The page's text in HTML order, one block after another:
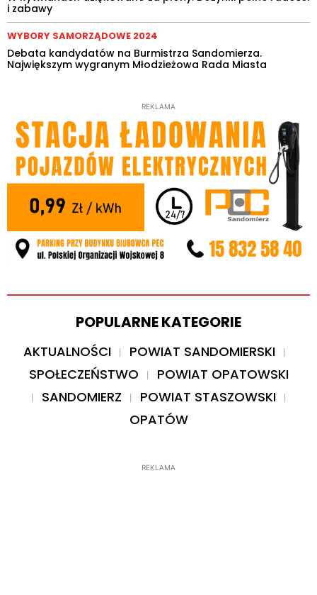
i zabawy
WYBORY SAMORZĄDOWE 2024
Debata kandydatów na Burmistrza Sandomierza.
Największym wygranym Młodzieżowa Rada Miasta
REKLAMA
POPULARNE KATEGORIE
AKTUALNOŚCI
POWIAT SANDOMIERSKI
SPOŁECZEŃSTWO
POWIAT OPATOWSKI
SANDOMIERZ
POWIAT STASZOWSKI
OPATÓW
REKLAMA